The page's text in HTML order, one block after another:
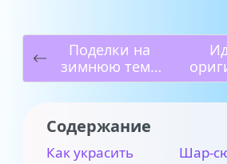
Поделки на
зимнюю тему
своими руками
Содержание
Как украсить
Шар-